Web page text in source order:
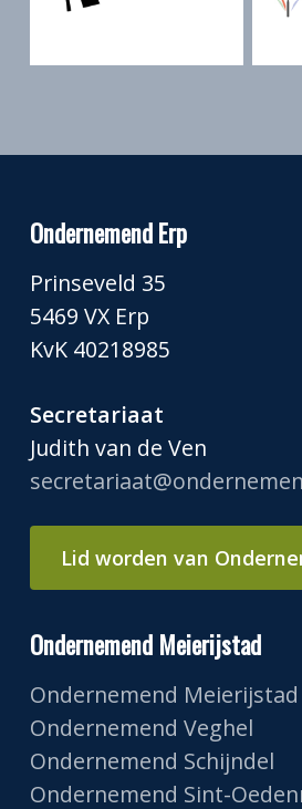
Ondernemend Erp
Prinseveld 35
5469 VX Erp
KvK 40218985
Secretariaat
Judith van de Ven
Lid worden van
Ondernemend Meierijstad
Ondernemend Meierijstad
Ondernemend Veghel
Ondernemend Schijndel
Ondernemend Sint-